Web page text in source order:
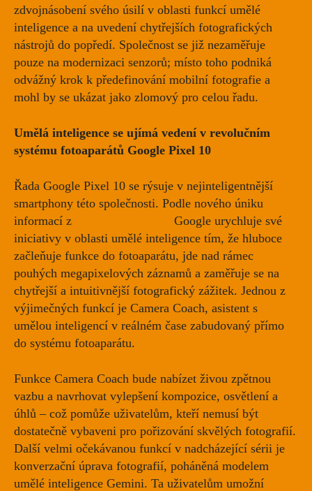
zdvojnásobení svého úsilí v oblasti funkcí umělé
inteligence a na uvedení chytřejších fotografických
nástrojů do popředí. Společnost se již nezaměřuje
pouze na modernizaci senzorů; místo toho podniká
odvážný krok k předefinování mobilní fotografie a
mohl by se ukázat jako zlomový pro celou řadu.
Umělá inteligence se ujímá vedení v revolučním
systému fotoaparátů Google Pixel 10
Řada Google Pixel 10 se rýsuje v nejinteligentnější
smartphony této společnosti. Podle nového úniku
informací z
Google urychluje své
iniciativy v oblasti umělé inteligence tím, že hluboce
začleňuje funkce do fotoaparátu, jde nad rámec
pouhých megapixelových záznamů a zaměřuje se na
chytřejší a intuitivnější fotografický zážitek. Jednou z
výjimečných funkcí je Camera Coach, asistent s
umělou inteligencí v reálném čase zabudovaný přímo
do systému fotoaparátu.
Funkce Camera Coach bude nabízet živou zpětnou
vazbu a navrhovat vylepšení kompozice, osvětlení a
úhlů – což pomůže uživatelům, kteří nemusí být
dostatečně vybaveni pro pořizování skvělých fotografií.
Další velmi očekávanou funkcí v nadcházející sérii je
konverzační úprava fotografií, poháněná modelem
umělé inteligence Gemini. Ta uživatelům umožní